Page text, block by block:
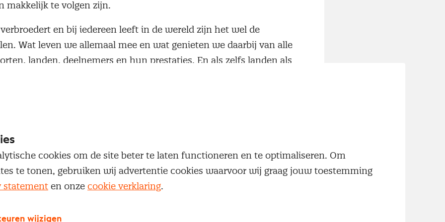
makkelijk te volgen zijn.
en bij iedereen leeft in de wereld zijn het wel de
Wat leven we allemaal mee en wat genieten we daarbij van alle
landen, deelnemers en hun prestaties. En als zelfs landen als
en een positieve duurzame impact op producten, diensten
Maar weet je niet hoe en waar te beginnen? Op 4 juni a.s.
maatwerkhulpWebtool ISO 20400, de implementatiecoach
krijgt hiermee inzicht in de eigen inkooppraktijk en in de mate
cookies om de site beter te laten functioneren en te optimaliseren. Om
te tonen, gebruiken wij advertentie cookies waarvoor wij graag jouw toestemming
statement en onze cookie verklaring.
wijzigen